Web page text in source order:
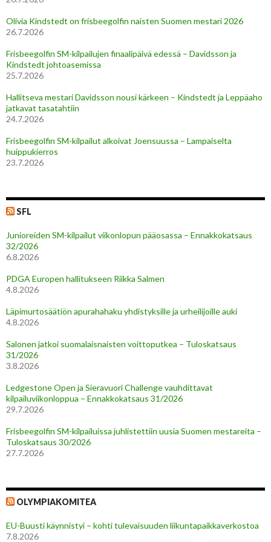
Olivia Kindstedt on frisbeegolfin naisten Suomen mestari 2026
26.7.2026
Frisbeegolfin SM-kilpailujen finaalipäivä edessä – Davidsson ja
Kindstedt johtoasemissa
25.7.2026
Hallitseva mestari Davidsson nousi kärkeen – Kindstedt ja Leppäaho
jatkavat tasatahtiin
24.7.2026
Frisbeegolfin SM-kilpailut alkoivat Joensuussa – Lampaiselta
huippukierros
23.7.2026
SFL
Junioreiden SM-kilpailut viikonlopun pääosassa – Ennakkokatsaus
32/2026
6.8.2026
PDGA Europen hallitukseen Riikka Salmen
4.8.2026
Läpimurtosäätiön apurahahaku yhdistyksille ja urheilijoille auki
4.8.2026
Salonen jatkoi suomalaisnaisten voittoputkea – Tuloskatsaus
31/2026
3.8.2026
Ledgestone Open ja Sieravuori Challenge vauhdittavat
kilpailuviikonloppua – Ennakkokatsaus 31/2026
29.7.2026
Frisbeegolfin SM-kilpailuissa juhlistettiin uusia Suomen mestareita –
Tuloskatsaus 30/2026
27.7.2026
OLYMPIAKOMITEA
EU-Buusti käynnistyi – kohti tulevaisuuden liikuntapaikkaverkostoa
7.8.2026